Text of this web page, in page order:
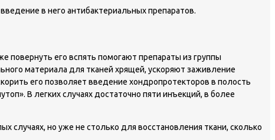
в него антибактериальных препаратов.
повернуть его вспять помогают препараты из группы
материала для тканей хрящей, ускоряют заживление
его позволяет введение хондропротекторов в полость
В легких случаях достаточно пяти инъекций, в более
случаях, но уже не столько для восстановления ткани, сколько